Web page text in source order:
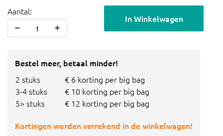
Aantal:
In Winkelwagen
Bestel meer, betaal minder!
2 stuks
€ 6 korting per big bag
3-4 stuks
€ 10 korting per big bag
5> stuks
€ 12 korting per big bag
Kortingen worden verrekend in de winkelwagen!